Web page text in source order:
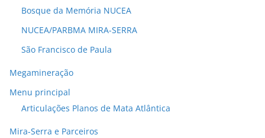
Bosque da Memória NUCEA
NUCEA/PARBMA MIRA-SERRA
São Francisco de Paula
Megamineração
Menu principal
Articulações Planos de Mata Atlântica
Mira-Serra e Parceiros